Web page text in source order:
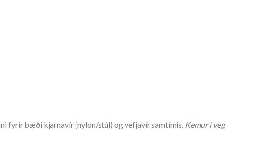
fyrir bæði kjarnavír (nylon/stál) og vefjavír samtímis. Kemur í veg